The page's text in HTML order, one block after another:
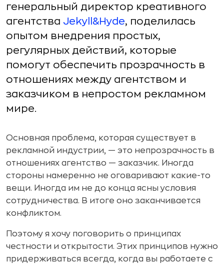
генеральный директор креативного
агентства Jekyll&Hyde, поделилась
опытом внедрения простых,
регулярных действий, которые
помогут обеспечить прозрачность в
отношениях между агентством и
заказчиком в непростом рекламном
мире.
Основная проблема, которая существует в
рекламной индустрии, — это непрозрачность в
отношениях агентство — заказчик. Иногда
стороны намеренно не оговаривают какие-то
вещи. Иногда им не до конца ясны условия
сотрудничества. В итоге оно заканчивается
конфликтом.
Поэтому я хочу поговорить о принципах
честности и открытости. Этих принципов нужно
придерживаться всегда, когда вы работаете с